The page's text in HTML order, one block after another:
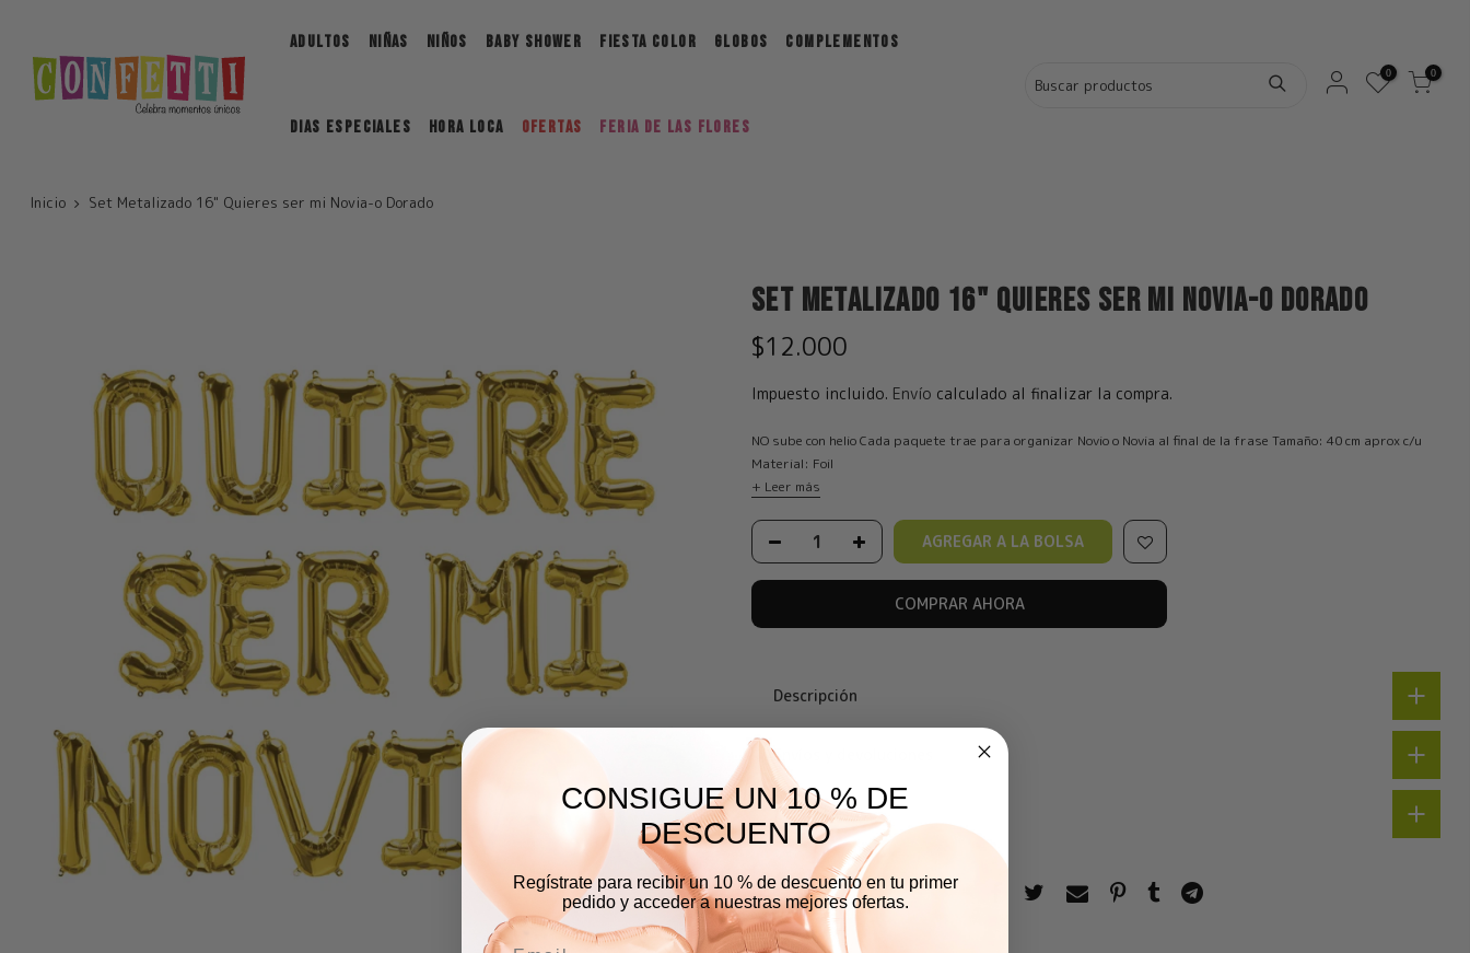
ADULTOS
NIÑAS NIÑOS BABY SHOWER FIESTA COLOR GLOBOS COMPLEMENTOS
DIAS ESPECIALES Hora Loca Ofertas FERIA DE LAS FLORES
0 0
Inicio Set Metalizado 16" Quieres ser mi Novia-o Dorado
Set Metalizado 16" Quieres ser mi Novia-o Dorado
$12.000
Impuesto incluido. Envío calculado al finalizar la compra.
NO sube con helio Cada paquete trae para organizar Novio o Novia al final de la frase Tamaño: 40 cm aprox c/u
Material: Foil
+ Leer más
AGREGAR A LA BOLSA
COMPRAR AHORA
Descripción
Envíos y devoluciones
Comentarios
CONSIGUE UN 10 % DE
DESCUENTO
Regístrate para recibir un 10 % de descuento en tu primer
pedido y acceder a nuestras mejores ofertas.